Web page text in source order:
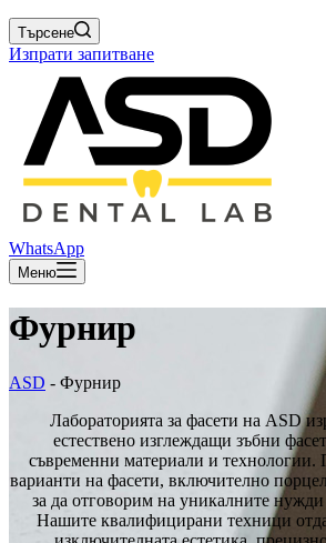
Търсене
Изпрати запитване
WhatsApp
Меню
Фурнир
ASD - Фурнир
Лабораторията за фасети на ASD
естествено изглеждащи зъбни
съвременни материали и технологии.
варианти на фасети, включително
за да отговорим на уникалните
Нашите квалифицирани техници